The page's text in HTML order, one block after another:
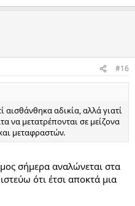
#16
αισθάνθηκα αδικία, αλλά γιατί
να μετατρέπονται σε μείζονα
μεταφραστών.
σήμερα αναλώνεται στα
ότι έτσι αποκτά μια